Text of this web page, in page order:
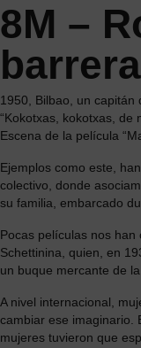
8M –
1950, Bilbao, un capitán
“Kokotxas, kokotxas, de
Escena de la película “
Ejemplos como este,
colectivo, donde
su familia, embarcado
Pocas películas nos
Schettinina, quien, en
un buque mercante de
A nivel internacional,
cambiar ese imaginario.
mujeres tuvieron que